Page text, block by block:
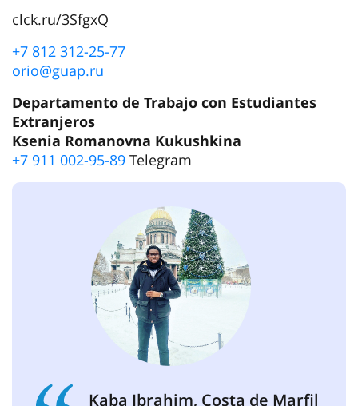
servicios educativos de pago
Si tienes alguna pregunta, escribe al grupo de
Telegram “Aspirantes extranjeros de la
Universidad Estatal de Instrumentación
Aeroespacial de San Petersburgo”
Departamento de Trabajo con Estudiantes
Internacionales
orio@guap.ru
Departamento de Trabajo con Estudiantes
Extranjeros
Ksenia Romanovna Kukushkina
Telegram